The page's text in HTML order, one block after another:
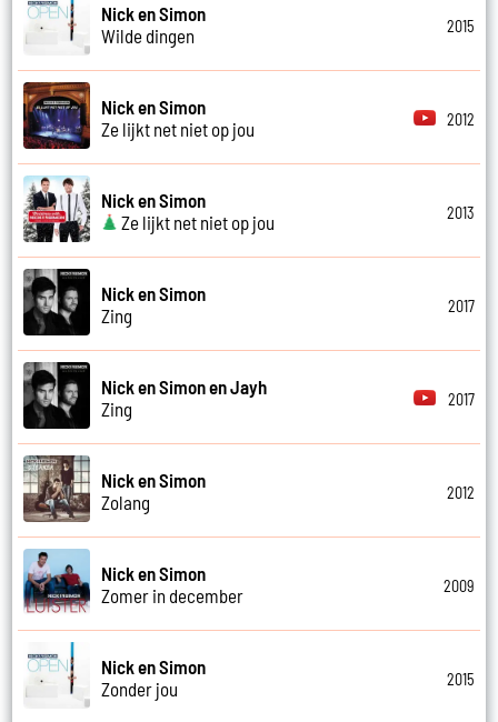
Nick en Simon
Wilde dingen
2015
Nick en Simon
Ze lijkt net niet op jou
2012
Nick en Simon
Ze lijkt net niet op jou
2013
Nick en Simon
Zing
2017
Nick en Simon en Jayh
Zing
2017
Nick en Simon
Zolang
2012
Nick en Simon
Zomer in december
2009
Nick en Simon
Zonder jou
2015